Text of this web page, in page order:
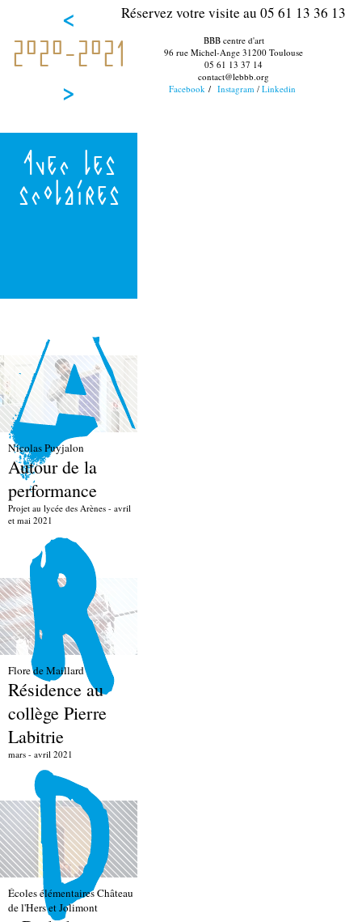
Réservez votre visite au 05 61 13 36 13
BBB centre d'art
96 rue Michel-Ange 31200 Toulouse
05 61 13 37 14
contact@lebbb.org
Facebook / Instagram / Linkedin
<
2020-2021
>
Avec les
scolaires
Nicolas Puyjalon
Autour de la
performance
Projet au lycée des Arènes - avril
et mai 2021
Flore de Maillard
Résidence au
collège Pierre
Labitrie
mars - avril 2021
Écoles élémentaires Château
de l'Hers et Jolimont